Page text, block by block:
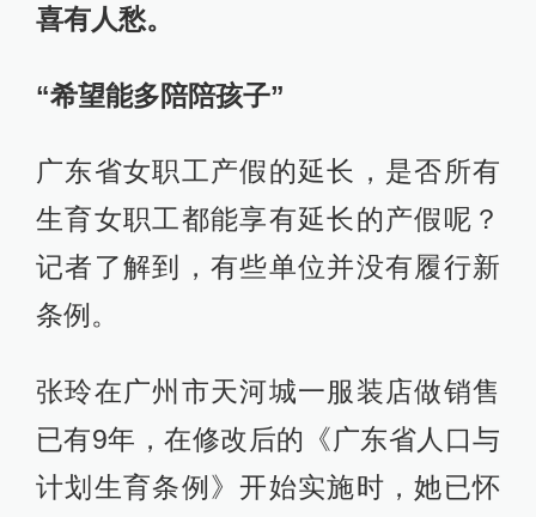
喜有人愁。
“希望能多陪陪孩子”
广东省女职工产假的延长，是否所有
生育女职工都能享有延长的产假呢？
记者了解到，有些单位并没有履行新
条例。
张玲在广州市天河城一服装店做销售
已有9年，在修改后的《广东省人口与
计划生育条例》开始实施时，她已怀